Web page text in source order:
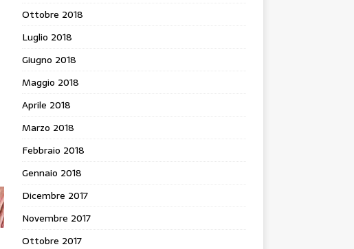
Ottobre 2018
Luglio 2018
Giugno 2018
Maggio 2018
Aprile 2018
Marzo 2018
Febbraio 2018
Gennaio 2018
Dicembre 2017
Novembre 2017
Ottobre 2017